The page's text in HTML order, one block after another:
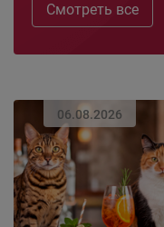
Смотреть все
06.08.2026